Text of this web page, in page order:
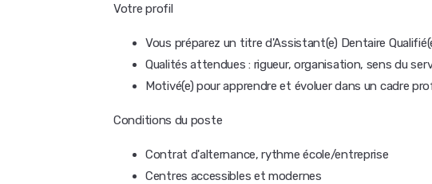
Votre profil
Vous préparez un titre d'Assistant(e) Dentaire
Qualités attendues : rigueur, organisation, sens du
Motivé(e) pour apprendre et évoluer dans un cadre
Conditions du poste
Contrat d'alternance, rythme école/entreprise
Centres accessibles et modernes